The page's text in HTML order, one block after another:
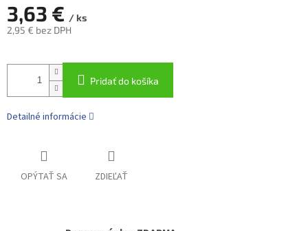
3,63 € / ks
2,95 € bez DPH
cena:
Pridať do košíka
Detailné informácie
OPÝTAŤ SA ZDIEĽAŤ